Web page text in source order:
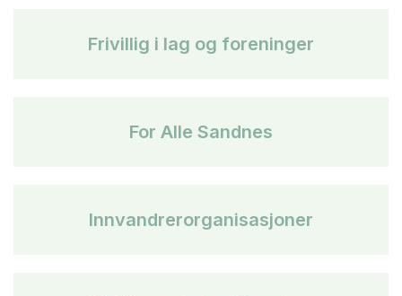
Frivillig i lag og foreninger
For Alle Sandnes
Innvandrerorganisasjoner